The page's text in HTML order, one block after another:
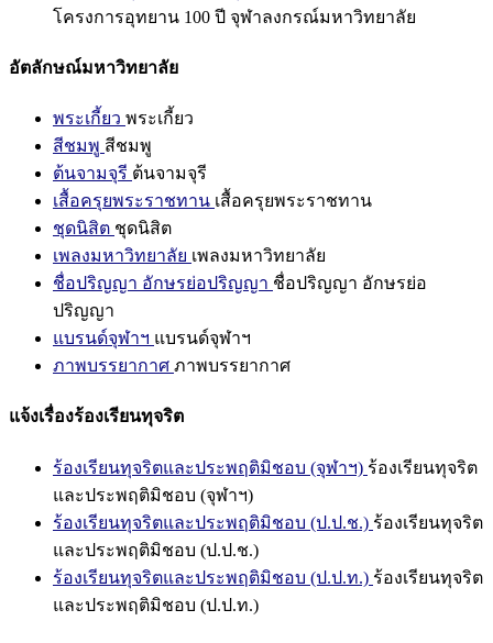
โครงการอุทยาน 100 ปี จุฬาลงกรณ์มหาวิทยาลัย
อัตลักษณ์มหาวิทยาลัย
พระเกี้ยว พระเกี้ยว
สีชมพู สีชมพู
ต้นจามจุรี ต้นจามจุรี
เสื้อครุยพระราชทาน เสื้อครุยพระราชทาน
ชุดนิสิต ชุดนิสิต
เพลงมหาวิทยาลัย เพลงมหาวิทยาลัย
ชื่อปริญญา อักษรย่อปริญญา ชื่อปริญญา อักษรย่อ
ปริญญา
แบรนด์จุฬาฯ แบรนด์จุฬาฯ
ภาพบรรยากาศ ภาพบรรยากาศ
แจ้งเรื่องร้องเรียนทุจริต
ร้องเรียนทุจริตและประพฤติมิชอบ (จุฬาฯ) ร้องเรียนทุจริต
และประพฤติมิชอบ (จุฬาฯ)
ร้องเรียนทุจริตและประพฤติมิชอบ (ป.ป.ช.) ร้องเรียนทุจริต
และประพฤติมิชอบ (ป.ป.ช.)
ร้องเรียนทุจริตและประพฤติมิชอบ (ป.ป.ท.) ร้องเรียนทุจริต
และประพฤติมิชอบ (ป.ป.ท.)